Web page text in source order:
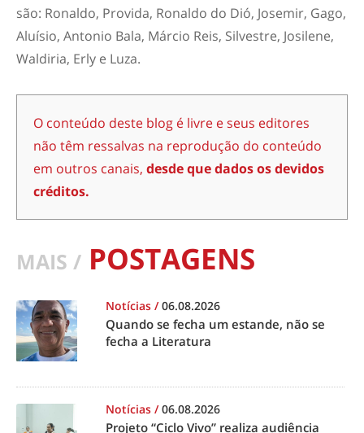
são: Ronaldo, Provida, Ronaldo do Dió, Josemir, Gago,
Aluísio, Antonio Bala, Márcio Reis, Silvestre, Josilene,
Waldiria, Erly e Luza.
O conteúdo deste blog é livre e seus editores
não têm ressalvas na reprodução do conteúdo
em outros canais, desde que dados os devidos
créditos.
MAIS / POSTAGENS
Notícias /06.08.2026
Quando se fecha um estande, não se
fecha a Literatura
Notícias /06.08.2026
Projeto “Ciclo Vivo” realiza audiência